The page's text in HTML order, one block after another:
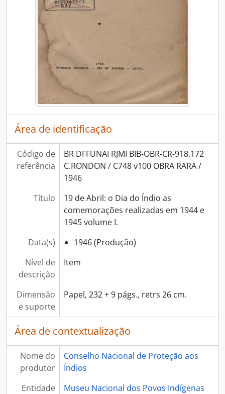
Área de identificação
Código de
referência
BR DFFUNAI RJMI BIB-OBR-CR-918.172
C.RONDON / C748 v100 OBRA RARA /
1946
Título
19 de Abril: o Dia do Índio as
comemorações realizadas em 1944 e
1945 volume I.
Data(s)
1946 (Produção)
Nível de
descrição
Item
Dimensão
e suporte
Papel, 232 + 9 págs., retrs 26 cm.
Área de contextualização
Nome do
produtor
Conselho Nacional de Proteção aos
Índios
Entidade
Museu Nacional dos Povos Indígenas